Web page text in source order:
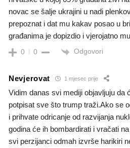
novac se šalje ukrajini u nadi
prepoznat i dat mu kakav posao u
građanima je dopizdio i vjerojatno
0 0 Odgovori
Nevjerovat 1 mjesec prije
Vidim danas svi mediji objavljuju da
potpisat sve što trump traži.Ako se
i prihvate odricanje od razvijanja
godina će ih bombardirati i vračati
svi perzijanci odmah izvrše harikiri